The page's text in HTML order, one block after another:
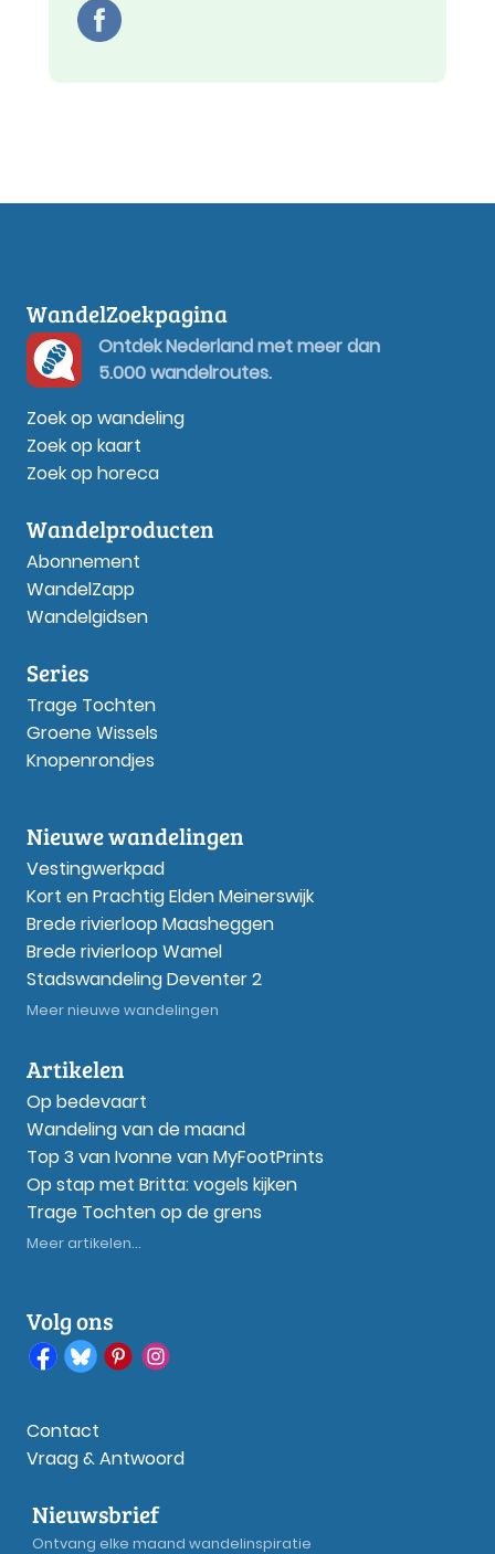
WandelZoekpagina
Ontdek Nederland met meer dan
5.000 wandelroutes.
Zoek op wandeling
Zoek op kaart
Zoek op horeca
Wandelproducten
Abonnement
WandelZapp
Wandelgidsen
Series
Trage Tochten
Groene Wissels
Knopenrondjes
Nieuwe wandelingen
Vestingwerkpad
Kort en Prachtig Elden Meinerswijk
Brede rivierloop Maasheggen
Brede rivierloop Wamel
Stadswandeling Deventer 2
Meer nieuwe wandelingen
Artikelen
Op bedevaart
Wandeling van de maand
Top 3 van Ivonne van MyFootPrints
Op stap met Britta: vogels kijken
Trage Tochten op de grens
Meer artikelen...
Volg ons
Contact
Vraag & Antwoord
Nieuwsbrief
Ontvang elke maand wandelinspiratie